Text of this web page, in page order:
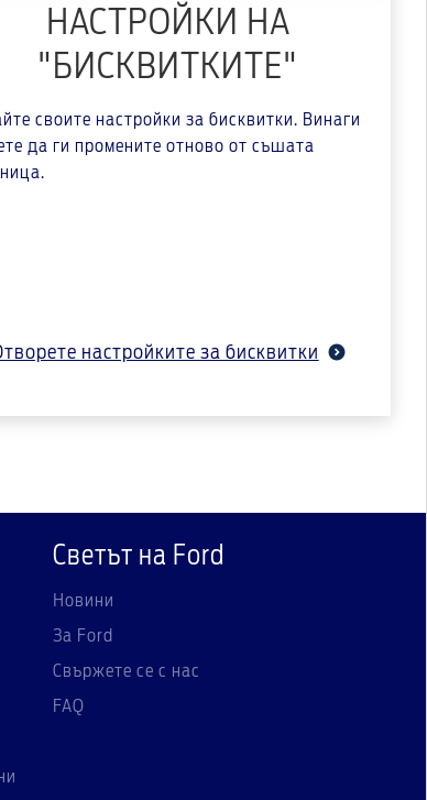
НАСТРОЙКИ НА
"БИСКВИТКИТЕ"
своите настройки за бисквитки. Винаги
да ги промените отново от съшата
настройките за бисквитки
Светът на Ford
Новини
За Ford
Свържете се с нас
FAQ